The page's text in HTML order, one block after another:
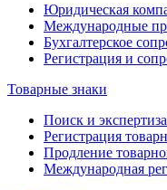
Юридическая
Международные
Бухгалтерское
Регистрация и
Товарные знаки
Поиск и
Регистрация
Продление
Международная